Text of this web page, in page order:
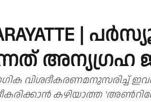
|
അന്യഗ്രഹ
വിശദീകരണമനുസരിച്ച്
കഴിയാത്ത